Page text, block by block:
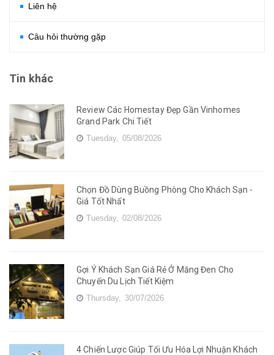
Liên hệ
Câu hỏi thường gặp
Tin khác
Review Các Homestay Đẹp Gần Vinhomes
Grand Park Chi Tiết
Tuesday, 05/08/2026
Chọn Đồ Dùng Buồng Phòng Cho Khách Sạn -
Giá Tốt Nhất
Tuesday, 02/08/2026
Gợi Ý Khách Sạn Giá Rẻ Ở Măng Đen Cho
Chuyến Du Lịch Tiết Kiệm
Thursday, 30/07/2026
4 Chiến Lược Giúp Tối Ưu Hóa Lợi Nhuận Khách